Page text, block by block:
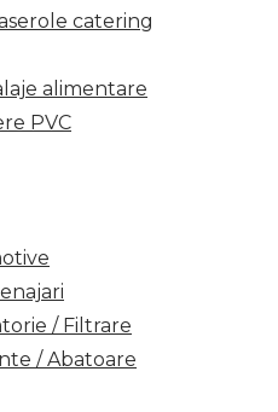
catering
alimentare
PVC
/ Filtrare
/ Abatoare